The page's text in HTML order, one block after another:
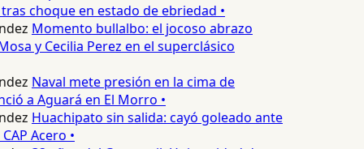
choque en estado de ebriedad •
Momento bullalbo: el jocoso abrazo
y Cecilia Perez en el superclásico
Naval mete presión en la cima de
a Aguará en El Morro •
Huachipato sin salida: cayó goleado ante
Acero •